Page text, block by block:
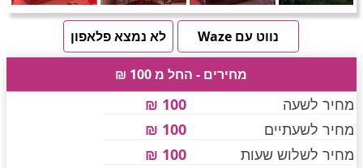
חדרים לפי שעה בנגב
חדרים לפי שעה בגליל עליון
חדרים לפי שעה בחוף הכרמל
Previous
Next
לא נמצא פלאפון
נווט עם Waze
מחירים - החל מ 100 ₪
מחיר לשעה
100 ₪
מחיר לשעתיים
100 ₪
מחיר לשלוש שעות
100 ₪